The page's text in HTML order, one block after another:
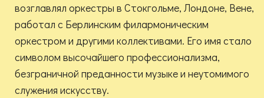
возглавлял оркестры в Стокгольме, Лондоне, Вене,
работал с Берлинским филармоническим
оркестром и другими коллективами. Его имя стало
символом высочайшего профессионализма,
безграничной преданности музыке и неутомимого
служения искусству.